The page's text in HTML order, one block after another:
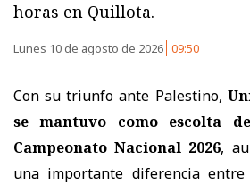
horas en Quillota.
Lunes 10 de agosto de 2026 09:50
Con su triunfo ante Palestino,
se mantuvo como escolta
Campeonato Nacional 2026,
una importante diferencia entre